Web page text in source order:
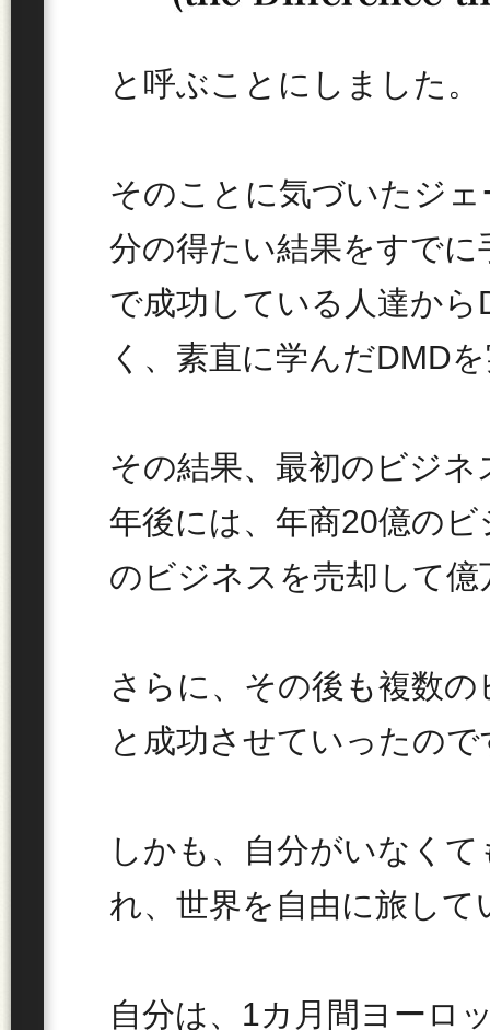
と呼ぶことにしました。
そのことに気づいたジ
分の得たい結果をすで
で成功している人達か
く、素直に学んだDMD
その結果、最初のビジ
年後には、年商20億の
のビジネスを売却して
さらに、その後も複数
と成功させていったので
しかも、自分がいなく
れ、世界を自由に旅し
自分は、1カ月間ヨーロ